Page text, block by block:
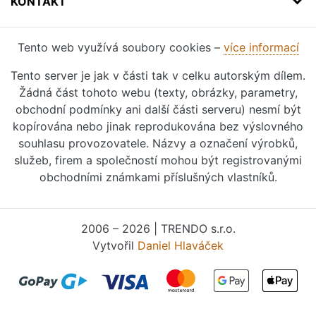
Tento web využívá soubory cookies – více informací
Tento server je jak v části tak v celku autorským dílem.
Žádná část tohoto webu (texty, obrázky, parametry,
obchodní podmínky ani další části serveru) nesmí být
kopírována nebo jinak reprodukována bez výslovného
souhlasu provozovatele. Názvy a označení výrobků,
služeb, firem a společností mohou být registrovanými
obchodními známkami příslušných vlastníků.
2006 – 2026 | TRENDO s.r.o.
Vytvořil Daniel Hlaváček